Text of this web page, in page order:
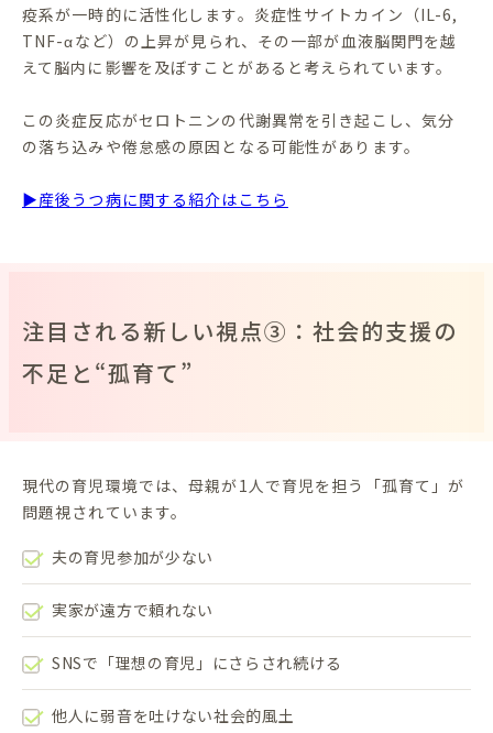
疫系が一時的に活性化します。炎症性サイトカイン（IL-6,
TNF-αなど）の上昇が見られ、その一部が血液脳関門を越
えて脳内に影響を及ぼすことがあると考えられています。
この炎症反応がセロトニンの代謝異常を引き起こし、気分
の落ち込みや倦怠感の原因となる可能性があります。
▶産後うつ病に関する紹介はこちら
注目される新しい視点③：社会的支援の
不足と“孤育て”
現代の育児環境では、母親が1人で育児を担う「孤育て」が
問題視されています。
夫の育児参加が少ない
実家が遠方で頼れない
SNSで「理想の育児」にさらされ続ける
他人に弱音を吐けない社会的風土